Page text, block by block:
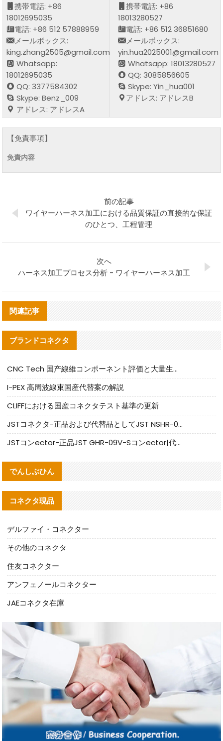
携帯電話: +86
18012695035
電話: +86 512 57888959
メールボックス:
king.zhang2505@gmail.com
Whatsapp:
18012695035
QQ: 3377584302
Skype: Benz_009
アドレス: アドレスA
携帯電話: +86
18013280527
電話: +86 512 36851680
メールボックス:
yin.hua2025001@gmail.com
Whatsapp: 18013280527
QQ: 3085856605
Skype: Yin_hua001
アドレス: アドレスB
【免責事項】
免責内容
前の記事
ワイヤーハーネス加工における品質保証の直接的な保証
のひとつ、工程管理
次へ
ハーネス加工プロセス分析 - ワイヤーハーネス加工
関連記事
ブランドコネクタ
CNC Tech 国产線維コンポーネント評価と大量生産適合ガイド
I-PEX 高周波線束国産代替案の解説
CLIFFにおける国産コネクタテスト基準の更新
JSTコネクタ-正品および代替品としてJST NSHR-02V-Sコネクタを提供します
JSTコンector-正品JST GHR-09V-Sコンector|代替品提供
でんしぶひん
コネクタ現品
デルファイ・コネクター
その他のコネクタ
住友コネクター
アンフェノールコネクター
JAEコネクタ在庫